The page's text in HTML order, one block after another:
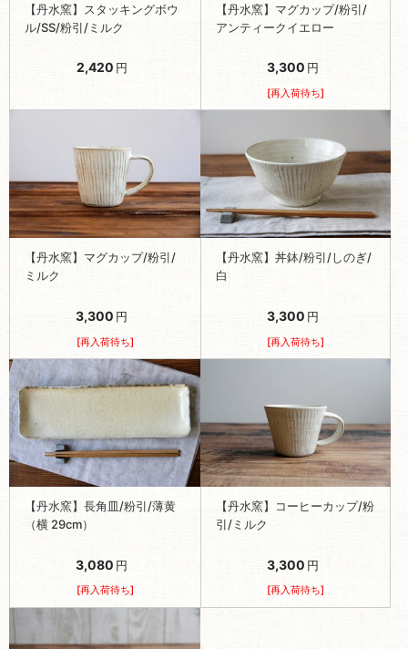
【丹水窯】スタッキングボウ
ル/SS/粉引/ミルク
2,420 円
【丹水窯】マグカップ/粉引/
アンティークイエロー
3,300 円
[再入荷待ち]
【丹水窯】マグカップ/粉引/
ミルク
3,300 円
[再入荷待ち]
【丹水窯】丼鉢/粉引/しのぎ/
白
3,300 円
[再入荷待ち]
【丹水窯】長角皿/粉引/薄黄
（横 29cm）
3,080 円
[再入荷待ち]
【丹水窯】コーヒーカップ/粉
引/ミルク
3,300 円
[再入荷待ち]